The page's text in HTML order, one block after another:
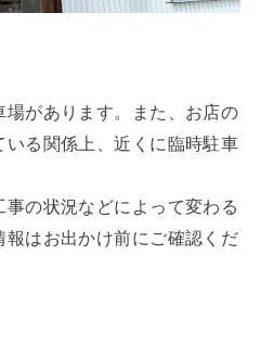
があります。また、お店の
る関係上、近くに臨時駐車
事の状況などによって変わる
報はお出かけ前にご確認くだ